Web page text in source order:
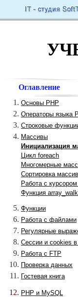
Оглавление
Основы PHP
Операторы языка
Строковые
Массивы
Инициализация
Цикл foreach
Многомерные
Сортировка
Работа с
Функция
Функции
Работа с файлами
Регулярные
Сессии и cookies
Работа с FTP
Проверка данных
Гостевая книга
PHP и MySQL